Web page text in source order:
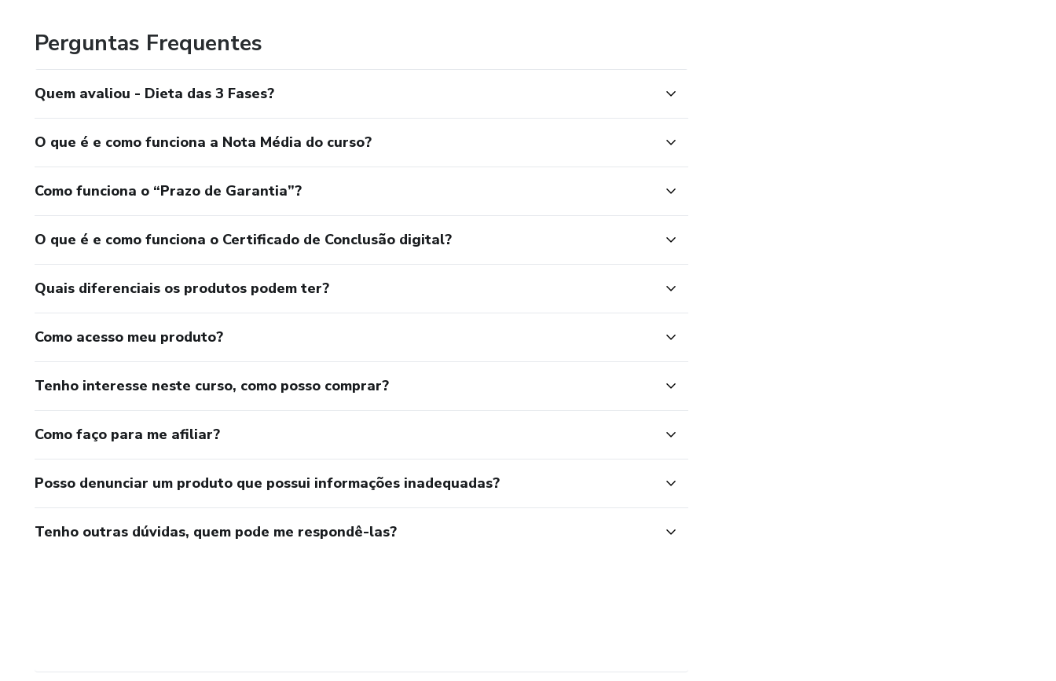
Perguntas Frequentes
Quem avaliou - Dieta das 3 Fases?
O que é e como funciona a Nota Média do curso?
Como funciona o “Prazo de Garantia”?
O que é e como funciona o Certificado de Conclusão digital?
Quais diferenciais os produtos podem ter?
Como acesso meu produto?
Tenho interesse neste curso, como posso comprar?
Como faço para me afiliar?
Posso denunciar um produto que possui informações inadequadas?
Tenho outras dúvidas, quem pode me respondê-las?